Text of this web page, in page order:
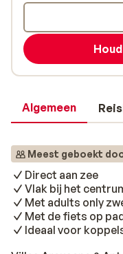
Algemeen
Meest geboekt
Direct aan zee
Vlak bij het
Met adults only
Met de fiets op
Ideaal voor